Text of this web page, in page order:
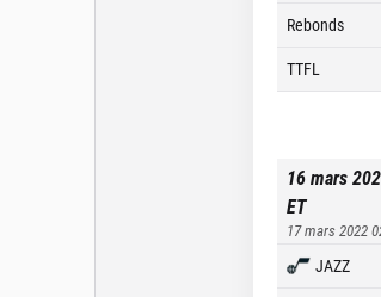
Rebonds
TTFL
16 mars
ET
17 mars 2022
JAZZ